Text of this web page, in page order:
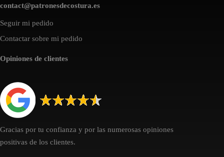
contact@patronesdecostura.es
Seguir mi pedido
Contactar sobre mi pedido
Opiniones de clientes
Gracias por tu confianza y por las numerosas opiniones
positivas de los clientes.